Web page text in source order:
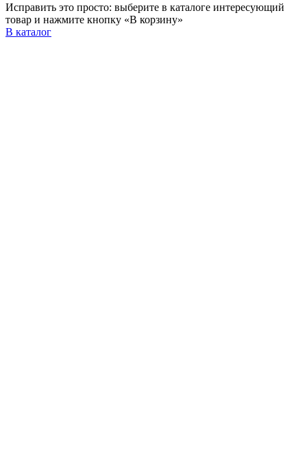
Исправить это просто: выберите в каталоге интересующий
товар и нажмите кнопку «В корзину»
В каталог